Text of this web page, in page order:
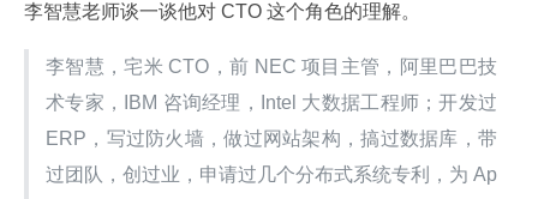
李智慧老师谈一谈他对 CTO 这个角色的理解。
李智慧，宅米 CTO，前 NEC 项目主管，阿里巴巴技
术专家，IBM 咨询经理，Intel 大数据工程师；开发过
ERP，写过防火墙，做过网站架构，搞过数据库，带
过团队，创过业，申请过几个分布式系统专利，为 Ap